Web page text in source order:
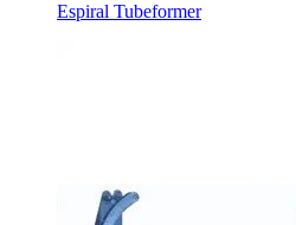
Espiral Tubeformer